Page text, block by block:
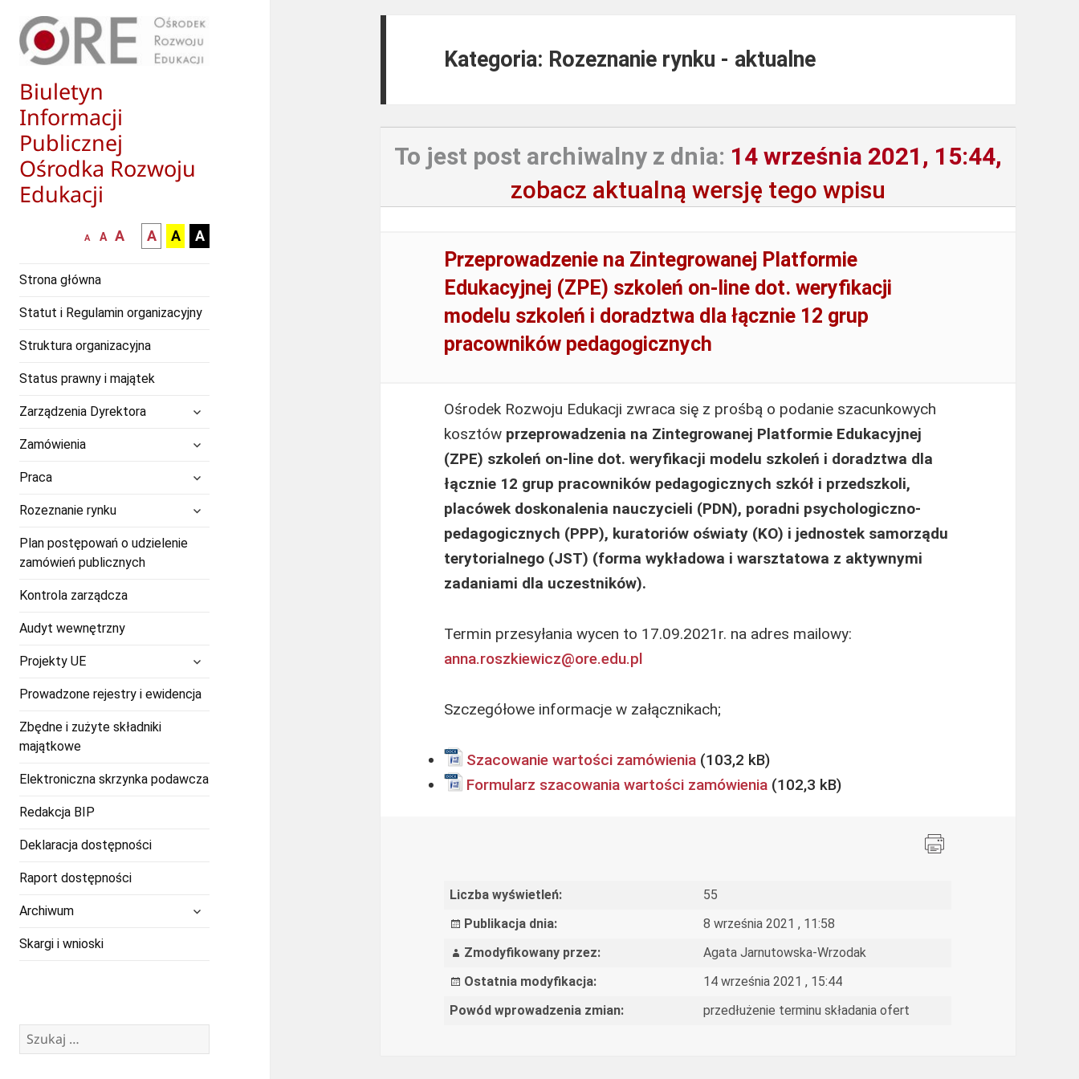
Biuletyn
Informacji
Publicznej
Ośrodka Rozwoju
Edukacji
mniejsza
A
normalna
A
większa-
czcionka
A
kontrast
czarny
białym
A
kontrast
czarny
zółtym
A
kontrast
żółty
A
Strona główna
Statut i Regulamin organizacyjny
Struktura organizacyjna
Status prawny i majątek
Zarządzenia Dyrektora
rozwiń
menu
Zamówienia
Praca
Rozeznanie rynkurozwiń
menu
potomne
Plan postępowań o udzielenie
zamówień publicznych
Kontrola zarządcza
Audyt wewnętrzny
Projekty UE
potomne
Prowadzone rejestry i ewidencja
Zbędne i zużyte składniki
majątkowe
Elektroniczna skrzynka podawcza
Redakcja BIP
Deklaracja dostępności
Raport dostępności
Archiwum
Skargi i wnioski
Szukaj:
Kategoria: Rozeznanie rynku - aktualne
To jest post archiwalny z dnia: 14 września 2021, 15:44,
zobacz aktualną wersję tego wpisu
Przeprowadzenie na Zintegrowanej Platformie
Edukacyjnej (ZPE) szkoleń on-line dot. weryfikacji
modelu szkoleń i doradztwa dla łącznie 12 grup
pracowników pedagogicznych
Ośrodek Rozwoju Edukacji zwraca się z prośbą o podanie szacunkowych
kosztów przeprowadzenia na Zintegrowanej Platformie Edukacyjnej
(ZPE) szkoleń on-line dot. weryfikacji modelu szkoleń i doradztwa dla
łącznie 12 grup pracowników pedagogicznych szkół i przedszkoli,
placówek doskonalenia nauczycieli (PDN), poradni psychologiczno-
pedagogicznych (PPP), kuratoriów oświaty (KO) i jednostek samorządu
terytorialnego (JST) (forma wykładowa i warsztatowa z aktywnymi
zadaniami dla uczestników).
Termin przesyłania wycen to 17.09.2021r. na adres mailowy:
anna.roszkiewicz@ore.edu.pl
Szczegółowe informacje w załącznikach;
Szacowanie wartości zamówienia
Formularz szacowania wartości zamówienia
Liczba wyświetleń:
55
Publikacja dnia:
8 września 2021 , 11:58
Zmodyfikowany przez:
Agata Jarnutowska-Wrzodak
Ostatnia modyfikacja:
14 września 2021 , 15:44
Powód wprowadzenia zmian:
przedłużenie terminu składania ofert